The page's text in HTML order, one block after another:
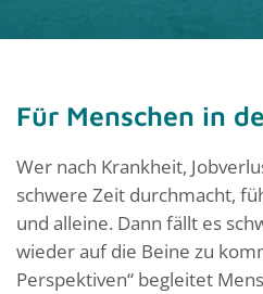
Für Menschen in
Wer nach Krankheit,
schwere Zeit durchmacht,
und alleine. Dann fällt es
wieder auf die Beine zu
Perspektiven“ begleitet